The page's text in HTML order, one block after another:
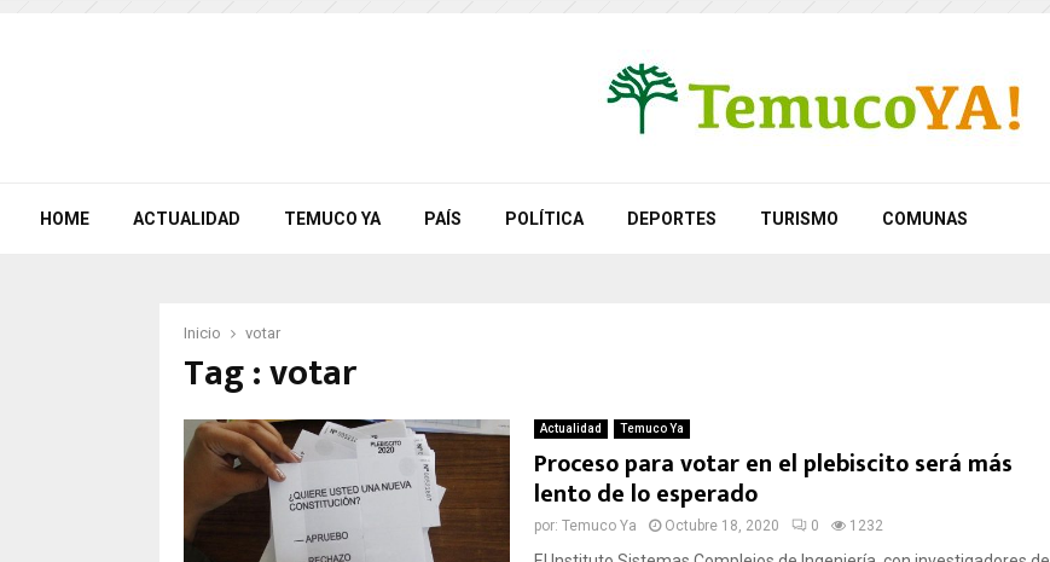
HOME ACTUALIDAD TEMUCO YA PAÍS POLÍTICA DEPORTES TURISMO COMUNAS
Inicio votar
Tag : votar
Actualidad Temuco Ya
Proceso para votar en el plebiscito será más
lento de lo esperado
por: Temuco Ya Octubre 18, 2020 0 1232